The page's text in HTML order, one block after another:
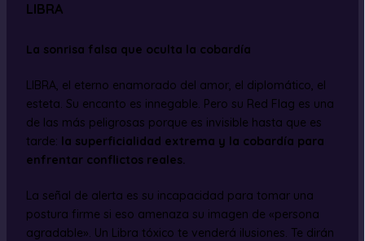
LIBRA
La sonrisa falsa que oculta la cobardía
LIBRA, el eterno enamorado del amor, el diplomático, el
esteta. Su encanto es innegable. Pero su Red Flag es una
de las más peligrosas porque es invisible hasta que es
tarde: la superficialidad extrema y la cobardía para
enfrentar conflictos reales.
La señal de alerta es su incapacidad para tomar una
postura firme si eso amenaza su imagen de «persona
agradable». Un Libra tóxico te venderá ilusiones. Te dirán